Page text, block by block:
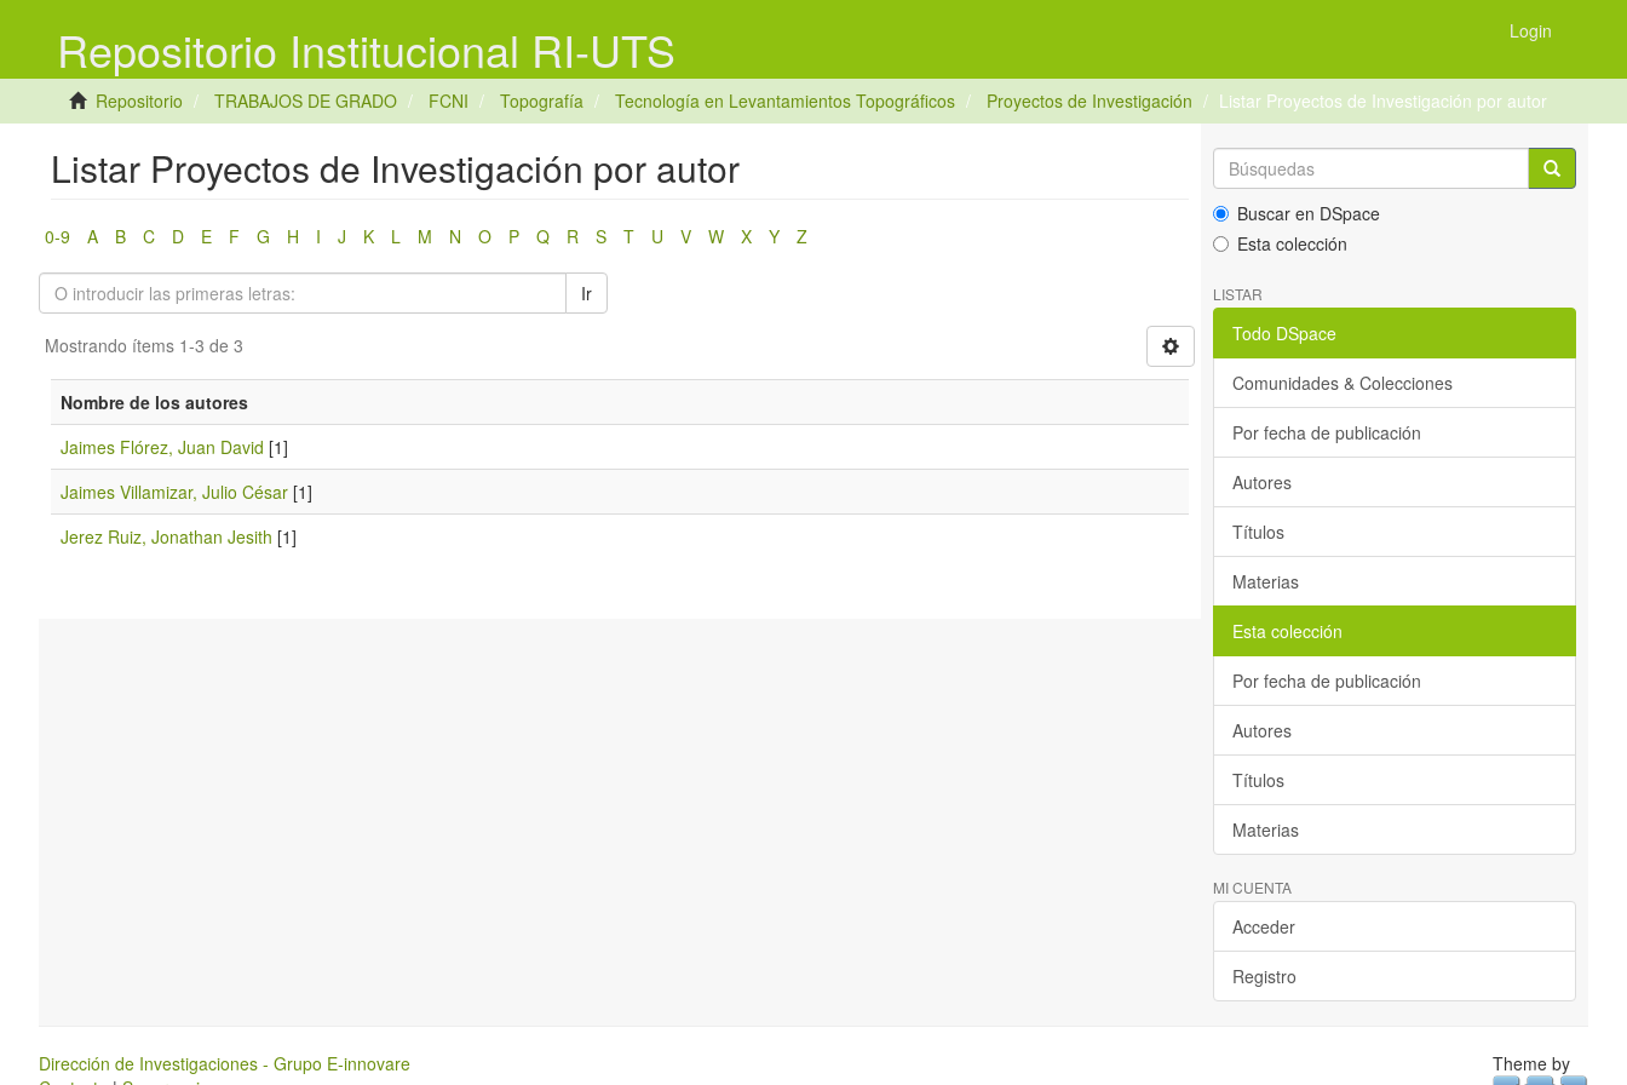
Repositorio Institucional RI-UTS Login
Repositorio TRABAJOS DE GRADO FCNI Topografía Tecnología en Levantamientos Topográficos Proyectos de Investigación Listar Proyectos de Investigación por autor
Listar Proyectos de Investigación por autor
0-9 A B C D E F G H I J K L M N O P Q R S T U V W X Y Z
Ir
Mostrando ítems 1-3 de 3
Nombre de los autores
Jaimes Flórez, Juan David [1]
Jaimes Villamizar, Julio César [1]
Jerez Ruiz, Jonathan Jesith [1]
Buscar en DSpace
Esta colección
LISTAR
Todo DSpace
Comunidades & Colecciones
Por fecha de publicación
Autores
Títulos
Materias
Esta colección
Por fecha de publicación
Autores
Títulos
Materias
MI CUENTA
Acceder
Registro
Dirección de Investigaciones - Grupo E-innovare
Theme by